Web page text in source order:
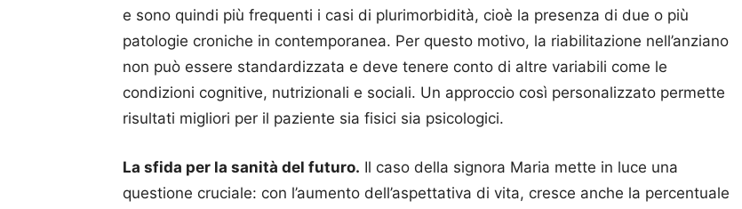
e sono quindi più frequenti i casi di plurimorbidità, cioè la presenza di due o più
patologie croniche in contemporanea. Per questo motivo, la riabilitazione nell’anziano
non può essere standardizzata e deve tenere conto di altre variabili come le
condizioni cognitive, nutrizionali e sociali. Un approccio così personalizzato permette
risultati migliori per il paziente sia fisici sia psicologici.
La sfida per la sanità del futuro. Il caso della signora Maria mette in luce una
questione cruciale: con l’aumento dell’aspettativa di vita, cresce anche la percentuale